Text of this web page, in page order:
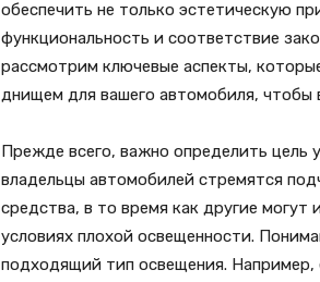
обеспечить не только эстетическую
функциональность и соответствие
рассмотрим ключевые аспекты,
днищем для вашего автомобиля, чтобы
Прежде всего, важно определить
владельцы автомобилей стремятся
средства, в то время как другие
условиях плохой освещенности.
подходящий тип освещения. Например,